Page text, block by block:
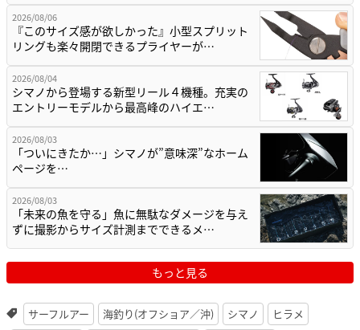
2026/08/06
『このサイズ感が欲しかった』小型スプリット
リングも楽々開閉できるプライヤーが…
2026/08/04
シマノから登場する新型リール４機種。充実の
エントリーモデルから最高峰のハイエ…
2026/08/03
「ついにきたか…」シマノが”意味深”なホーム
ページを…
2026/08/03
「未来の魚を守る」魚に無駄なダメージを与え
ずに撮影からサイズ計測までできるメ…
もっと見る
サーフルアー 海釣り(オフショア／沖) シマノ
ヒラメ